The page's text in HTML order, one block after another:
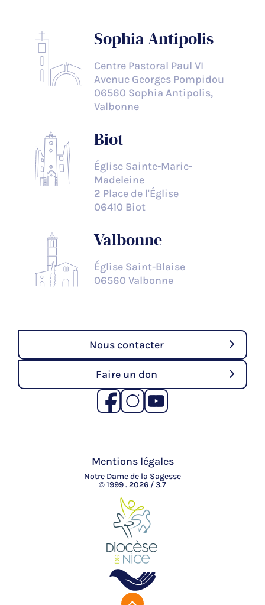
Sophia Antipolis
Centre Pastoral Paul VI
Avenue Georges Pompidou
06560 Sophia Antipolis,
Valbonne
Biot
Église Sainte-Marie-
Madeleine
2 Place de l'Église
06410 Biot
Valbonne
Église Saint-Blaise
06560 Valbonne
Nous contacter
Faire un don
Mentions légales
Notre Dame de la Sagesse
© 1999 . 2026 / 3.7